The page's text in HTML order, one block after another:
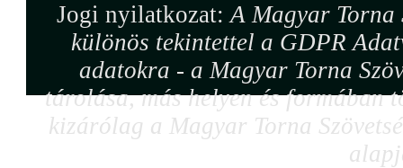
Jogi nyilatkozat:A Magyar Torna
különös tekintettel a GDPR
adatokra - a Magyar Torna
tárolása, más helyen és formában
kizárólag a Magyar Torna